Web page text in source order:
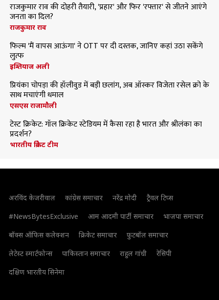
राजकुमार राव की दोहरी तैयारी, 'प्रहार' और फिर 'रफ्तार' से जीतने आएंगे
जनता का दिल?
राजकुमार राव
फिल्म 'मैं वापस आऊंगा' ने OTT पर दी दस्तक, जानिए कहां उठा सकेंगे
लुत्फ
इम्तियाज अली
प्रियंका चोपड़ा की हॉलीवुड में बड़ी छलांग, अब ऑस्कर विजेता रसेल क्रो के
साथ मचाएंगी धमाल
एसएस राजामौली
टेस्ट क्रिकेट: गॉल क्रिकेट स्टेडियम में कैसा रहा है भारत और श्रीलंका का
प्रदर्शन?
भारतीय क्रिकेट टीम
अरविंद केजरीवाल कांग्रेस समाचार नरेंद्र मोदी
ट्रैवल टिप्स
#NewsBytesExclusive
आम आदमी पार्टी समाचार
भाजपा समाचार
बॉक्स ऑफिस कलेक्शन
क्रिकेट समाचार
फुटबॉल समाचार
लेटेस्ट स्मार्टफोन्स
पाकिस्तान समाचार राहुल गांधी
रेसिपी
दक्षिण भारतीय सिनेमा